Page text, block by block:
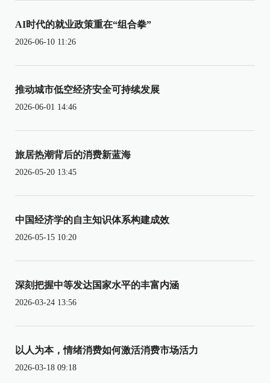
AI时代的就业政策重在“组合拳”
2026-06-10 11:26
推动城市低空经济安全可持续发展
2026-06-01 14:46
旅居热潮背后的消费新蓝海
2026-05-20 13:45
中国经济学的自主知识体系构建成效
2026-05-15 10:20
深刻把握中等发达国家水平的丰富内涵
2026-03-24 13:56
以人为本，情绪消费如何激活消费市场活力
2026-03-18 09:18